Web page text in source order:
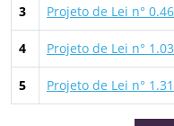
3 Projeto de Lei n°
4 Projeto de Lei n°
5 Projeto de Lei n°